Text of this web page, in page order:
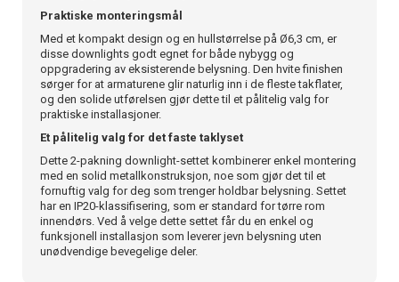
Praktiske monteringsmål
Med et kompakt design og en hullstørrelse på Ø6,3 cm, er
disse downlights godt egnet for både nybygg og
oppgradering av eksisterende belysning. Den hvite finishen
sørger for at armaturene glir naturlig inn i de fleste takflater,
og den solide utførelsen gjør dette til et pålitelig valg for
praktiske installasjoner.
Et pålitelig valg for det faste taklyset
Dette 2-pakning downlight-settet kombinerer enkel montering
med en solid metallkonstruksjon, noe som gjør det til et
fornuftig valg for deg som trenger holdbar belysning. Settet
har en IP20-klassifisering, som er standard for tørre rom
innendørs. Ved å velge dette settet får du en enkel og
funksjonell installasjon som leverer jevn belysning uten
unødvendige bevegelige deler.